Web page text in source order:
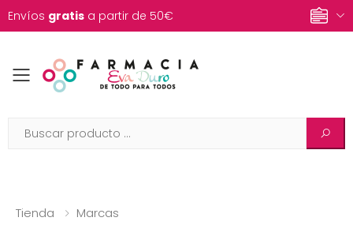
Envíos gratis a partir de 50€
Toggle mobile menu
Tienda Marcas